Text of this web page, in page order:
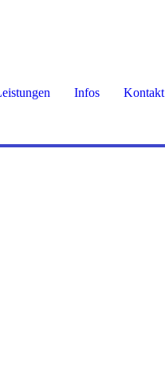
Infos Kontakt